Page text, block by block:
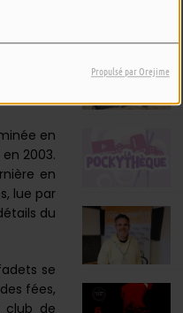
Propulsé par Orejime
en
en 2003.
en
lue par
du
se
fées,
club de